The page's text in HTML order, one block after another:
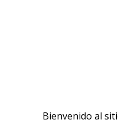
Bienvenido al